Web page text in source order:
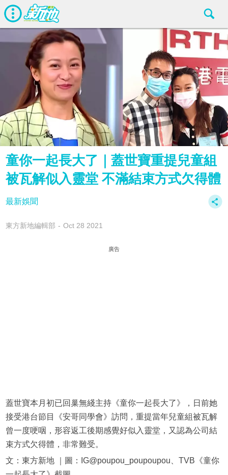
童你一起長大了｜蓋世寶重提兒童組
被瓦解似入靈堂 不滿結束方式欠得體
最新娛聞
東方新地編輯部 Oct 28 2021
廣告
蓋世寶本月初已回巢無綫主持《童你一起長大了》，日前她
接受港台節目《安哥同學會》訪問，重提當年兒童組被瓦解
曾一度哽咽，形容返工後期感覺好似入靈堂，又認為公司結
束方式欠得體，非常難受。
文：東方新地 ｜圖：IG@poupou_poupoupou、TVB《童你